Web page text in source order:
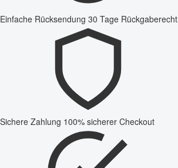
Einfache Rücksendung 30 Tage Rückgaberecht
Sichere Zahlung 100% sicherer Checkout